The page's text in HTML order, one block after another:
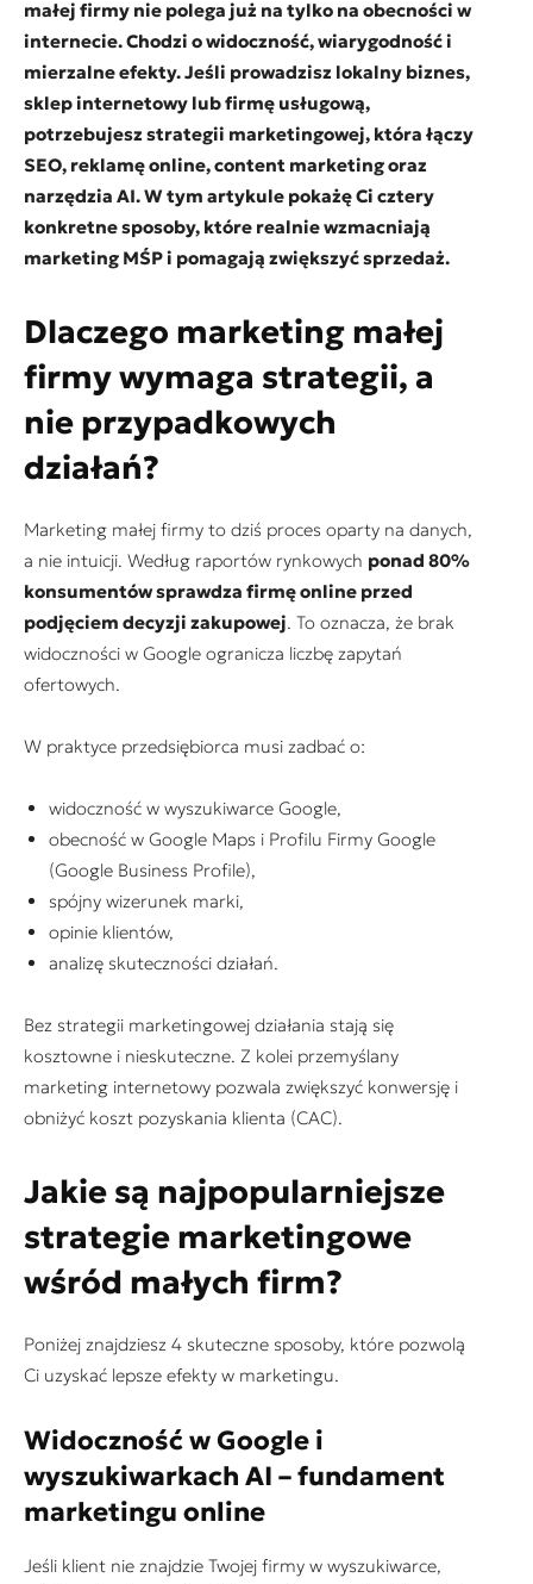
małej firmy nie polega już na tylko na obecności w
internecie. Chodzi o widoczność, wiarygodność i
mierzalne efekty. Jeśli prowadzisz lokalny biznes,
sklep internetowy lub firmę usługową,
potrzebujesz strategii marketingowej, która łączy
SEO, reklamę online, content marketing oraz
narzędzia AI. W tym artykule pokażę Ci cztery
konkretne sposoby, które realnie wzmacniają
marketing MŚP i pomagają zwiększyć sprzedaż.
Dlaczego marketing małej
firmy wymaga strategii, a
nie przypadkowych
działań?
Marketing małej firmy to dziś proces oparty na danych,
a nie intuicji. Według raportów rynkowych ponad 80%
konsumentów sprawdza firmę online przed
podjęciem decyzji zakupowej. To oznacza, że brak
widoczności w Google ogranicza liczbę zapytań
ofertowych.
W praktyce przedsiębiorca musi zadbać o:
widoczność w wyszukiwarce Google,
obecność w Google Maps i Profilu Firmy Google
(Google Business Profile),
spójny wizerunek marki,
opinie klientów,
analizę skuteczności działań.
Bez strategii marketingowej działania stają się
kosztowne i nieskuteczne. Z kolei przemyślany
marketing internetowy pozwala zwiększyć konwersję i
obniżyć koszt pozyskania klienta (CAC).
Jakie są najpopularniejsze
strategie marketingowe
wśród małych firm?
Poniżej znajdziesz 4 skuteczne sposoby, które pozwolą
Ci uzyskać lepsze efekty w marketingu.
Widoczność w Google i
wyszukiwarkach AI – fundament
marketingu online
Jeśli klient nie znajdzie Twojej firmy w wyszukiwarce,